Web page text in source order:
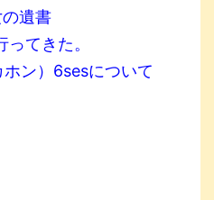
遺書
てきた。
ホン）6sesについて